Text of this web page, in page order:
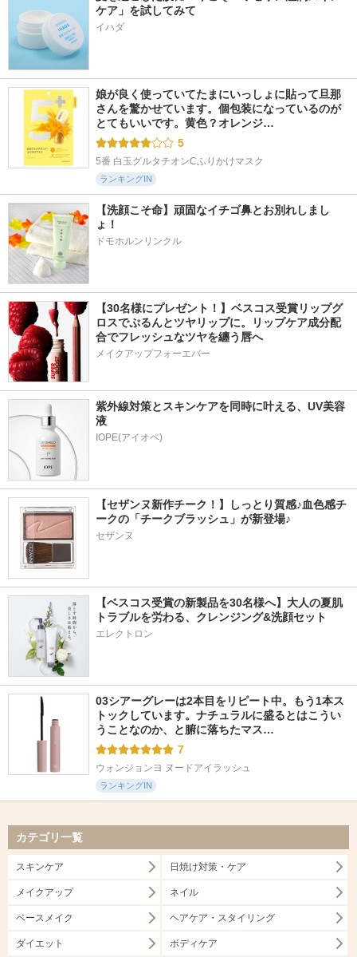
ケア」を試してみて
イハダ
娘が良く使っていてたまにいっしょに貼って旦那
さんを驚かせています。個包装になっているのが
とてもいいです。黄色？オレンジ…
5
5番 白玉グルタチオンCふりかけマスク
ランキングIN
【洗顔こそ命】頑固なイチゴ鼻とお別れしまし
ょ！
ドモホルンリンクル
【30名様にプレゼント！】ベスコス受賞リップグ
ロスでぷるんとツヤリップに。リップケア成分配
合でフレッシュなツヤを纏う唇へ
メイクアップフォーエバー
紫外線対策とスキンケアを同時に叶える、UV美容
液
【セザンヌ新作チーク！】しっとり質感♪血色感チ
ークの「チークブラッシュ」が新登場♪
セザンヌ
【ベスコス受賞の新製品を30名様へ】大人の夏肌
トラブルを労わる、クレンジング&洗顔セット
エレクトロン
03シアーグレーは2本目をリピート中。もう1本ス
トックしています。ナチュラルに盛るとはこうい
うことなのか、と腑に落ちたマス…
7
ウォンジョンヨ ヌードアイラッシュ
ランキングIN
カテゴリ一覧
スキンケア 日焼け対策・ケア
メイクアップ ネイル
ベースメイク ヘアケア・スタイリング
ダイエット ボディケア